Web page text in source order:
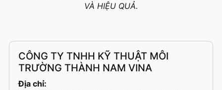
VÀ HIỆU QUẢ.
CÔNG TY TNHH KỸ THUẬT MÔI
TRƯỜNG THÀNH NAM VINA
Địa chỉ: